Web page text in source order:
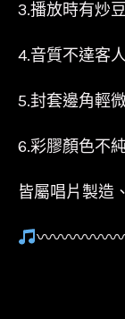
3.播放時有炒
4.音質不達客
5.封套邊角輕
6.彩膠顏色不
皆屬唱片製造
〰〰〰〰〰